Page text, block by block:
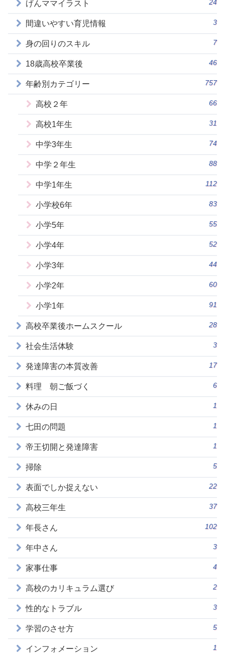
げんママイラスト 24
間違いやすい育児情報 3
身の回りのスキル 7
18歳高校卒業後 46
年齢別カテゴリー 757
高校２年 66
高校1年生 31
中学3年生 74
中学２年生 88
中学1年生 112
小学校6年 83
小学5年 55
小学4年 52
小学3年 44
小学2年 60
小学1年 91
高校卒業後ホームスクール 28
社会生活体験 3
発達障害の本質改善 17
料理 朝ご飯づく 6
休みの日 1
七田の問題 1
帝王切開と発達障害 1
掃除 5
表面でしか捉えない 22
高校三年生 37
年長さん 102
年中さん 3
家事仕事 4
高校のカリキュラム選び 2
性的なトラブル 3
学習のさせ方 5
インフォメーション 1